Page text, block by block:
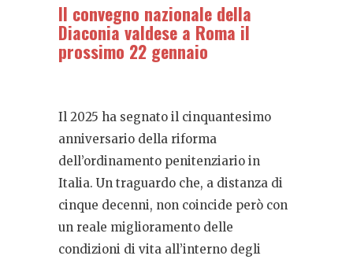
Il convegno nazionale della
Diaconia valdese a Roma il
prossimo 22 gennaio
Il 2025 ha segnato il cinquantesimo
anniversario della riforma
dell’ordinamento penitenziario in
Italia. Un traguardo che, a distanza di
cinque decenni, non coincide però con
un reale miglioramento delle
condizioni di vita all’interno degli